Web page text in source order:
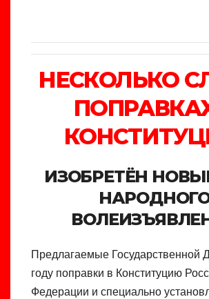
НЕСКОЛЬКО
ИЗОБРЕТЁН
Предлагаемые Государственной
году поправки в Конституцию
Федерации и специально